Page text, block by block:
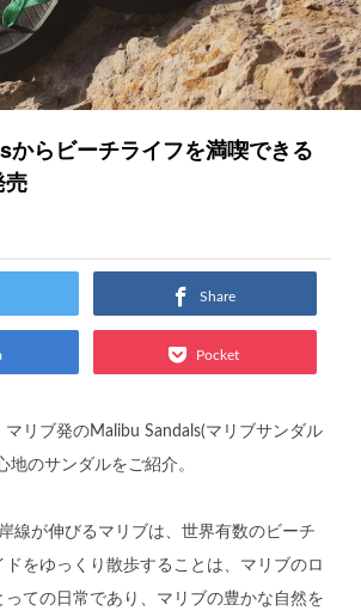
らビーチライフを満喫できる
売
Share
Pocket
リブ発のMalibu Sandals(マリブサンダル
地のサンダルをご紹介。
線が伸びるマリブは、世界有数のビーチ
ドをゆっくり散歩することは、マリブのロ
っての日常であり、マリブの豊かな自然を